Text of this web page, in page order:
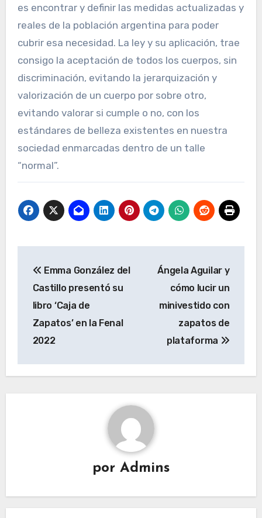
es encontrar y definir las medidas actualizadas y
reales de la población argentina para poder
cubrir esa necesidad. La ley y su aplicación, trae
consigo la aceptación de todos los cuerpos, sin
discriminación, evitando la jerarquización y
valorización de un cuerpo por sobre otro,
evitando valorar si cumple o no, con los
estándares de belleza existentes en nuestra
sociedad enmarcadas dentro de un talle
“normal”.
de
entradas
Emma González del
Castillo presentó su
libro ‘Caja de
Zapatos’ en la Fenal
2022
Ángela Aguilar y
cómo lucir un
minivestido con
zapatos de
plataforma
por Admins